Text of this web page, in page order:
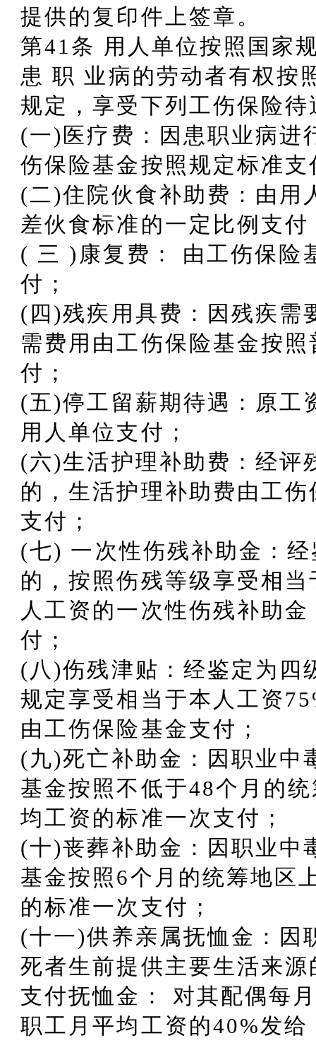
提供的复印件上签章。
第41条 用人单位按照国家
患 职 业病的劳动者有权按
规定，享受下列工伤保险待
(一)医疗费：因患职业病进
伤保险基金按照规定标准支
(二)住院伙食补助费：由用
差伙食标准的一定比例支付
( 三 )康复费： 由工伤保险
付；
(四)残疾用具费：因残疾需
需费用由工伤保险基金按
付；
(五)停工留薪期待遇：原工
用人单位支付；
(六)生活护理补助费：经评
的，生活护理补助费由工
支付；
(七) 一次性伤残补助金：
的，按照伤残等级享受相
人工资的一次性伤残补助
付；
(八)伤残津贴：经鉴定为四
规定享受相当于本人工资
由工伤保险基金支付；
(九)死亡补助金：因职业中
基金按照不低于48个月的
均工资的标准一次支付；
(十)丧葬补助金：因职业中
基金按照6个月的统筹地区
的标准一次支付；
(十一)供养亲属抚恤金：因
死者生前提供主要生活来
支付抚恤金： 对其配偶每
职工月平均工资的40%发